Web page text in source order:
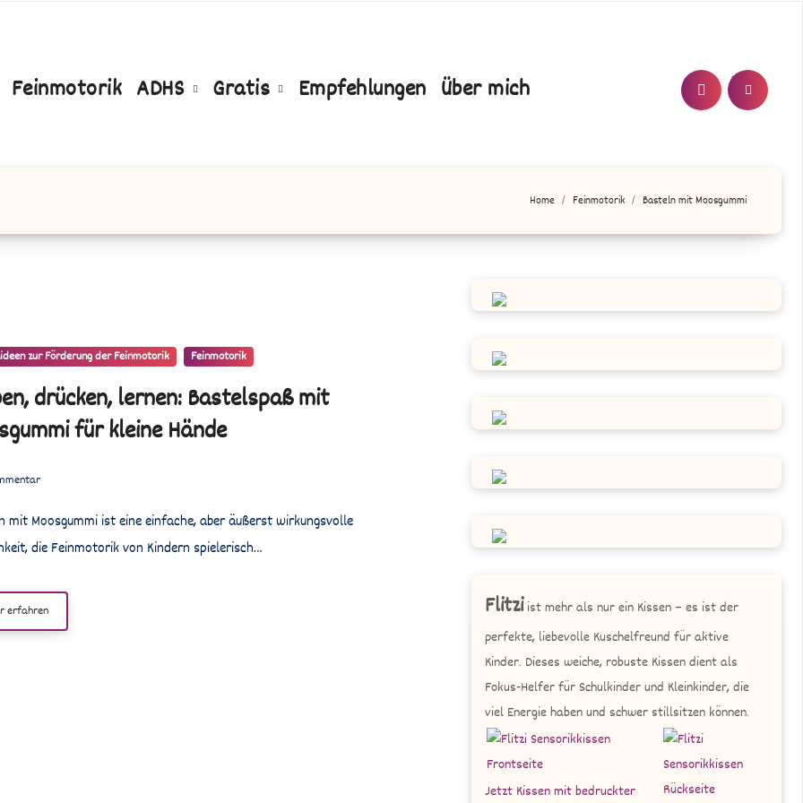
Feinmotorik ADHS Gratis Empfehlungen Über mich T/N
Home Feinmotorik Basteln mit Moosgummi
zur Förderung der Feinmotorik Feinmotorik
drücken, lernen: Bastelspaß mit
für kleine Hände
die Feinmotorik von Kindern spielerisch…
erfahren Flitziist mehr als nur ein Kissen – es ist der
perfekte, liebevolle Kuschelfreund für aktive
Kinder. Dieses weiche, robuste Kissen dient als
Fokus-Helfer für Schulkinder und Kleinkinder, die
viel Energie haben und schwer stillsitzen können.
Jetzt Kissen mit bedruckter